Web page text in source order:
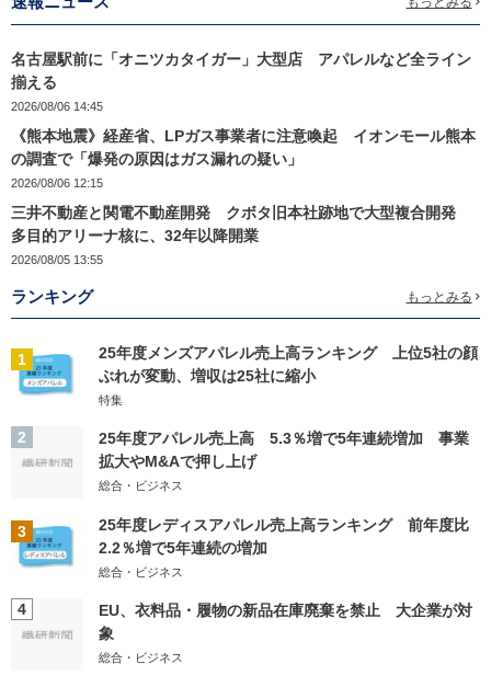
名古屋駅前に「オニツカタイガー」大型店 アパレルなど全ライン
揃える
2026/08/06 14:45
《熊本地震》経産省、LPガス事業者に注意喚起 イオンモール熊本
の調査で「爆発の原因はガス漏れの疑い」
2026/08/06 12:15
三井不動産と関電不動産開発 クボタ旧本社跡地で大型複合開発
多目的アリーナ核に、32年以降開業
2026/08/05 13:55
ランキング もっとみる
1
25年度メンズアパレル売上高ランキング 上位5社の顔
ぶれが変動、増収は25社に縮小
特集
2
25年度アパレル売上高 5.3％増で5年連続増加 事業
拡大やM&Aで押し上げ
総合・ビジネス
3
25年度レディスアパレル売上高ランキング 前年度比
2.2％増で5年連続の増加
総合・ビジネス
4
EU、衣料品・履物の新品在庫廃棄を禁止 大企業が対
象
総合・ビジネス